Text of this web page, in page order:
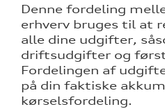
Denne fordeling
erhverv bruges til at
alle dine udgifter,
driftsudgifter og
Fordelingen af
på din faktiske
kørselsfordeling.